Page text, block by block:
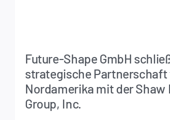
Future-Shape GmbH
strategische
Nordamerika mit der Shaw
Group, Inc.